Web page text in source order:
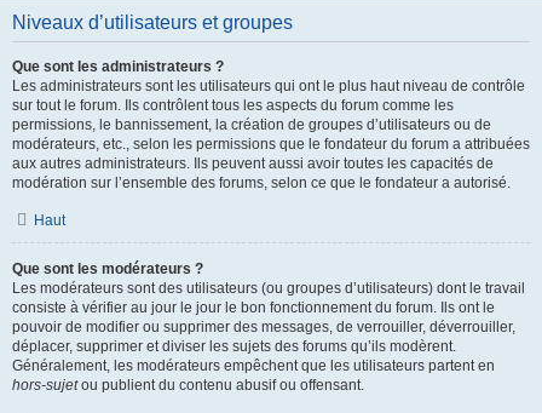
Niveaux d’utilisateurs et groupes
Que sont les administrateurs ?
Les administrateurs sont les utilisateurs qui ont le plus haut niveau de contrôle
sur tout le forum. Ils contrôlent tous les aspects du forum comme les
permissions, le bannissement, la création de groupes d’utilisateurs ou de
modérateurs, etc., selon les permissions que le fondateur du forum a attribuées
aux autres administrateurs. Ils peuvent aussi avoir toutes les capacités de
modération sur l’ensemble des forums, selon ce que le fondateur a autorisé.
Haut
Que sont les modérateurs ?
Les modérateurs sont des utilisateurs (ou groupes d’utilisateurs) dont le travail
consiste à vérifier au jour le jour le bon fonctionnement du forum. Ils ont le
pouvoir de modifier ou supprimer des messages, de verrouiller, déverrouiller,
déplacer, supprimer et diviser les sujets des forums qu’ils modèrent.
Généralement, les modérateurs empêchent que les utilisateurs partent en
hors-sujetou publient du contenu abusif ou offensant.